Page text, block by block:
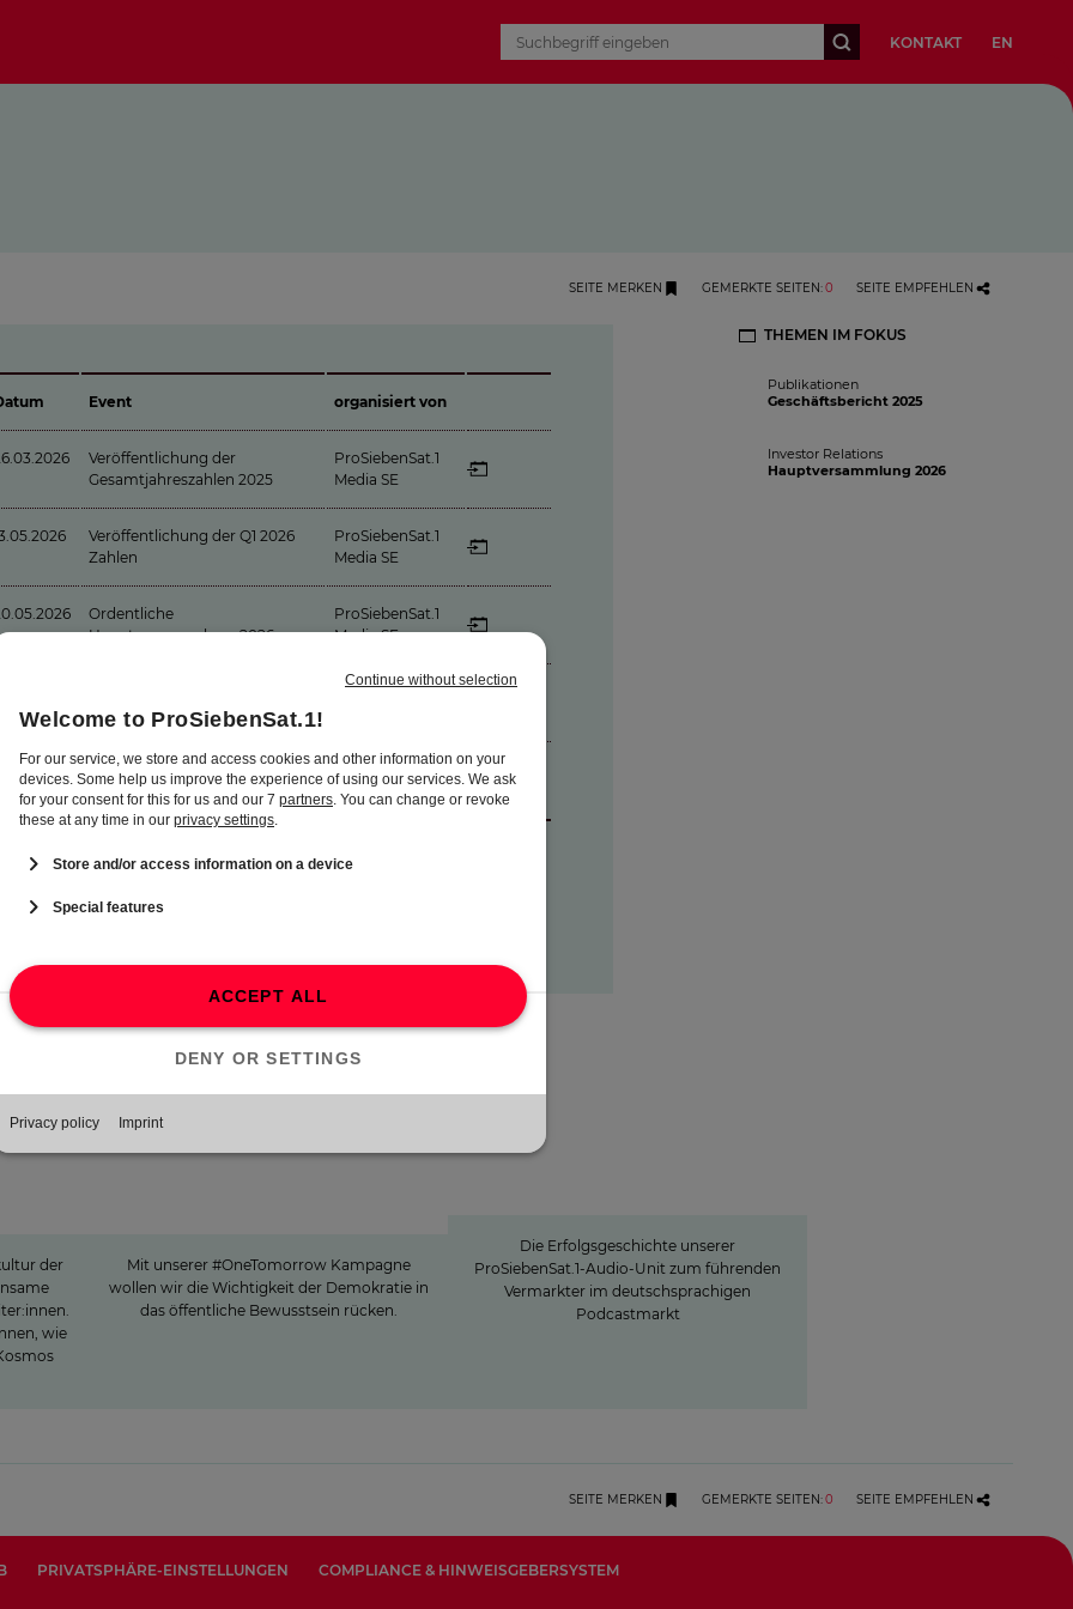
KONTAKT EN
SEITE MERKEN GEMERKTE SEITEN:0 SEITE EMPFEHLEN
Event organisiert von
Veröffentlichung der
Gesamtjahreszahlen 2025
ProSiebenSat.1
Media SE
Veröffentlichung der Q1 2026
Zahlen
ProSiebenSat.1
Media SE
Ordentliche
Hauptversammlung 2026
ProSiebenSat.1
Media SE
Halbjahreszahlen 2026
ProSiebenSat.1
Veröffentlichung der Q3 2026
Zahlen
ProSiebenSat.1
Media SE
ohne Gewähr
Fügen Sie die Veranstaltung zu Ihrem persönlichen Kalender hinzu.
Terminänderungen können wir leider nicht ausschließen. Bitte beachten Sie, dass
THEMEN IM FOKUS
Publikationen
Geschäftsbericht 2025
Investor Relations
Hauptversammlung 2026
der
wie
Mit unserer #OneTomorrow Kampagne
wollen wir die Wichtigkeit der Demokratie in
das öffentliche Bewusstsein rücken.
Die Erfolgsgeschichte unserer
ProSiebenSat.1-Audio-Unit zum führenden
Vermarkter im deutschsprachigen
Podcastmarkt
SEITE MERKEN GEMERKTE SEITEN:0 SEITE EMPFEHLEN
PRIVATSPHÄRE-EINSTELLUNGEN COMPLIANCE & HINWEISGEBERSYSTEM